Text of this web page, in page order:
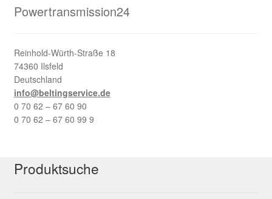
Powertransmission24
Reinhold-Würth-Straße 18
74360 Ilsfeld
Deutschland
info@beltingservice.de
0 70 62 – 67 60 90
0 70 62 – 67 60 99 9
Produktsuche